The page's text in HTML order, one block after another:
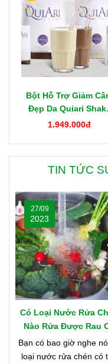
Bột Hỗ Trợ Giảm
Đẹp Da Quiari
1000g Mỹ
1.949.000đ
TIN TỨC
Có Loại Nước Rửa
Nào Rửa Được Rau
Quả & Mềm Mại Với
Tay?
27/09
2023
Bạn có bao giờ nghe
loại nước rửa chén có